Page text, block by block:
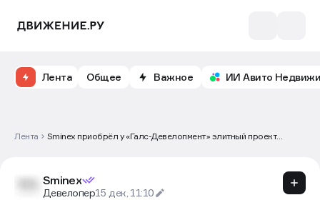
Лента Общее Важное ИИ Авито
Лента
Sminex приобрёл у «Галс-Девелопмент» элитный проект
Sminex
Девелопер15 дек, 11:10